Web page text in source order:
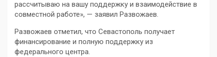
рассчитываю на вашу поддержку и взаимодействие в
совместной работе», — заявил Развожаев.
Развожаев отметил, что Севастополь получает
финансирование и полную поддержку из
федерального центра.